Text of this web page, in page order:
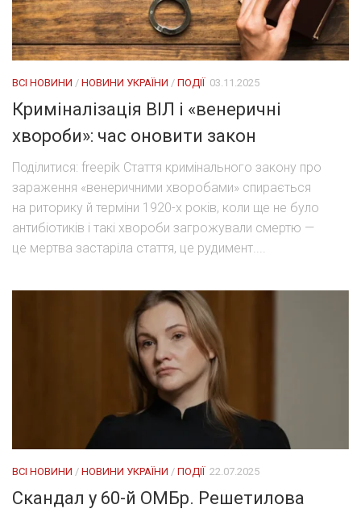
ВСІ НОВИНИ / НОВИНИ УКРАЇНИ / ПОДІЇ 03.11.2025
Криміналізація ВІЛ і «венеричні
хвороби»: час оновити закон
Поділитися: freepik Стаття кримінального закону про
зараження «венеричними хворобами» спирається
на риторику й терміни 1920-х років, коли ще не було
антибіотиків і такі хвороби загрожували смертю —
це мертва застаріла стаття, це рудимент....
ВСІ НОВИНИ / НОВИНИ УКРАЇНИ / ПОДІЇ 22.07.2025
Скандал у 60-й ОМБр. Решетилова